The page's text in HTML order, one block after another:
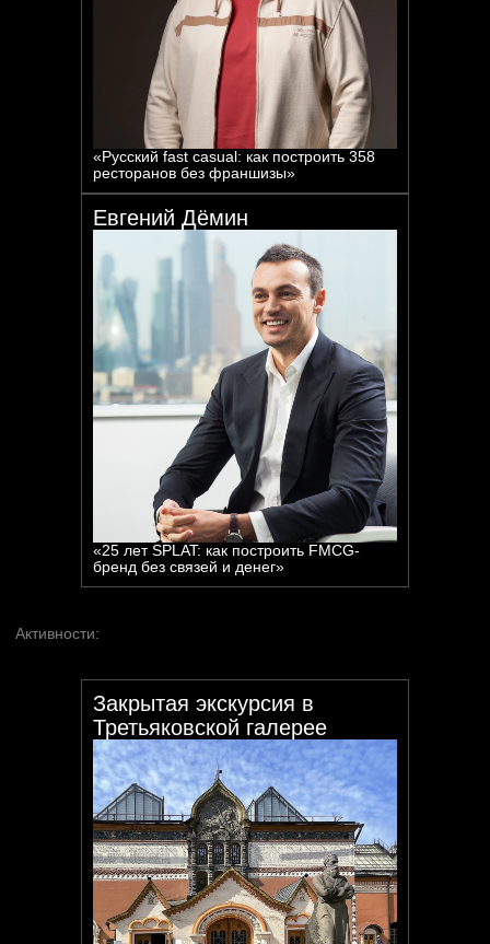
«Русский fast casual: как построить 358
ресторанов без франшизы»
Евгений Дёмин
«25 лет SPLAT: как построить FMCG-
бренд без связей и денег»
Закрытая экскурсия в
Третьяковской галерее